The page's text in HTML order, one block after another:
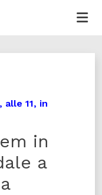
alle 11, in
in
a